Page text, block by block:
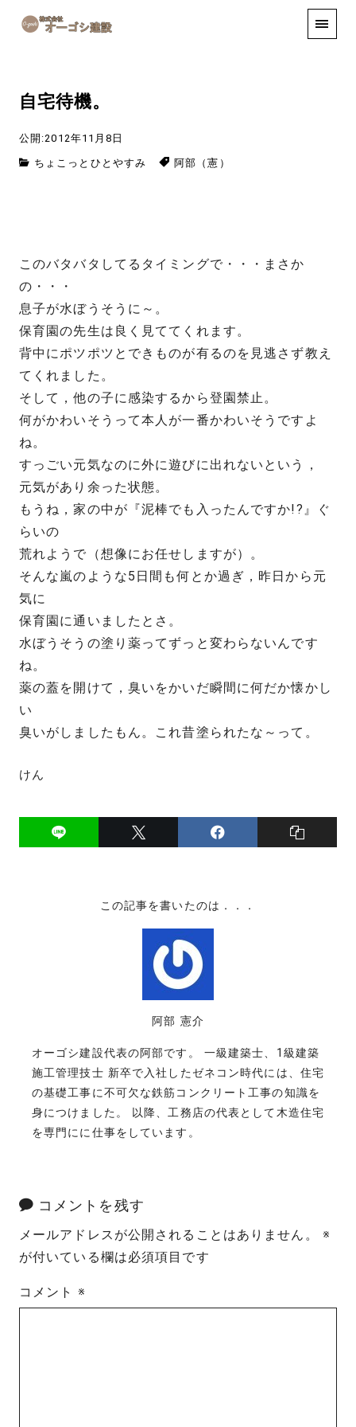
手しごと
自宅待機。
公開:2012年11月8日
ちょこっとひとやすみ 阿部（憲）
このバタバタしてるタイミングで・・・まさか
の・・・
息子が水ぼうそうに～。
保育園の先生は良く見ててくれます。
背中にポツポツとできものが有るのを見逃さず教え
てくれました。
そして，他の子に感染するから登園禁止。
何がかわいそうって本人が一番かわいそうですよ
ね。
すっごい元気なのに外に遊びに出れないという，
元気があり余った状態。
もうね，家の中が『泥棒でも入ったんですか!?』ぐ
らいの
荒れようで（想像にお任せしますが）。
そんな嵐のような5日間も何とか過ぎ，昨日から元
気に
保育園に通いましたとさ。
水ぼうそうの塗り薬ってずっと変わらないんです
ね。
薬の蓋を開けて，臭いをかいだ瞬間に何だか懐かし
い
臭いがしましたもん。これ昔塗られたな～って。
けん
この記事を書いたのは．．．
阿部 憲介
オーゴシ建設代表の阿部です。 一級建築士、1級建築
施工管理技士 新卒で入社したゼネコン時代には、住宅
の基礎工事に不可欠な鉄筋コンクリート工事の知識を
身につけました。 以降、工務店の代表として木造住宅
を専門にに仕事をしています。
コメントを残す
メールアドレスが公開されることはありません。
※
が付いている欄は必須項目です
コメント ※